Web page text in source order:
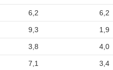
6,2 6,2
9,3 1,9
3,8 4,0
7,1 3,4